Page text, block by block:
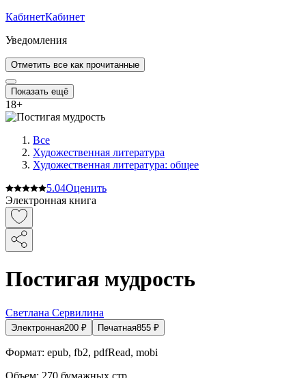
КабинетКабинет
Уведомления
Отметить все как прочитанные
Показать ещё
18+
Все
Художественная литература
Художественная литература: общее
5.04Оценить
Электронная книга
Постигая мудрость
Светлана Сервилина
Электронная200 ₽ Печатная855 ₽
Формат: epub, fb2, pdfRead, mobi
Объем: 270 бумажных стр.